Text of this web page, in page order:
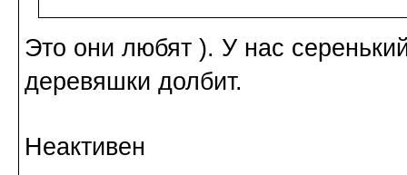
Это они любят ). У нас
деревяшки долбит.
Неактивен